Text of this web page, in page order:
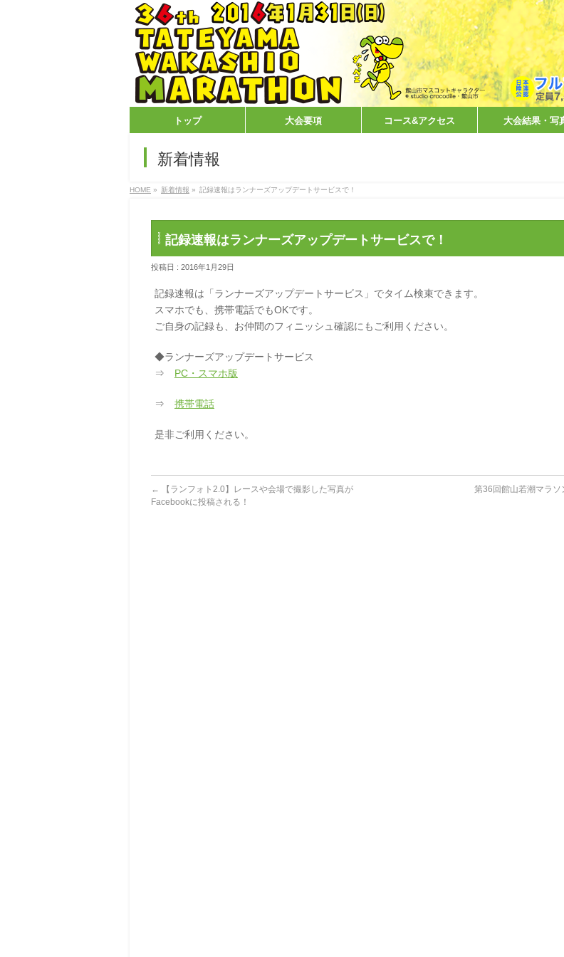
トップ 大会要項 コース&アクセス 大会結果・写
新着情報
HOME » 新着情報 » 記録速報はランナーズアップデートサービスで！
記録速報はランナーズアップデートサービスで！
投稿日 : 2016年1月29日
記録速報は「ランナーズアップデートサービス」でタイム検束できます。
スマホでも、携帯電話でもOKです。
ご自身の記録も、お仲間のフィニッシュ確認にもご利用ください。
◆ランナーズアップデートサービス
⇒ PC・スマホ版
⇒ 携帯電話
是非ご利用ください。
←
【ランフォト2.0】レースや会場で撮影した写真が
Facebookに投稿される！
第36回館山若潮マラソ